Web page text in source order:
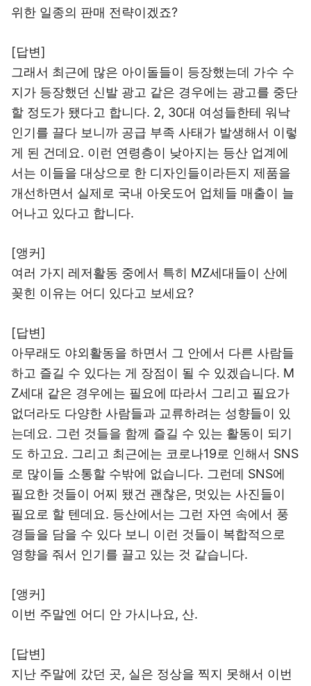
위한 일종의 판매 전략이겠죠?
[답변]
그래서 최근에 많은 아이돌들이 등장했는데 가수 수
지가 등장했던 신발 광고 같은 경우에는 광고를 중단
할 정도가 됐다고 합니다. 2, 30대 여성들한테 워낙
인기를 끌다 보니까 공급 부족 사태가 발생해서 이렇
게 된 건데요. 이런 연령층이 낮아지는 등산 업계에
서는 이들을 대상으로 한 디자인들이라든지 제품을
개선하면서 실제로 국내 아웃도어 업체들 매출이 늘
어나고 있다고 합니다.
[앵커]
여러 가지 레저활동 중에서 특히 MZ세대들이 산에
꽂힌 이유는 어디 있다고 보세요?
[답변]
아무래도 야외활동을 하면서 그 안에서 다른 사람들
하고 즐길 수 있다는 게 장점이 될 수 있겠습니다. M
Z세대 같은 경우에는 필요에 따라서 그리고 필요가
없더라도 다양한 사람들과 교류하려는 성향들이 있
는데요. 그런 것들을 함께 즐길 수 있는 활동이 되기
도 하고요. 그리고 최근에는 코로나19로 인해서 SNS
로 많이들 소통할 수밖에 없습니다. 그런데 SNS에
필요한 것들이 어찌 됐건 괜찮은, 멋있는 사진들이
필요로 할 텐데요. 등산에서는 그런 자연 속에서 풍
경들을 담을 수 있다 보니 이런 것들이 복합적으로
영향을 줘서 인기를 끌고 있는 것 같습니다.
[앵커]
이번 주말엔 어디 안 가시나요, 산.
[답변]
지난 주말에 갔던 곳, 실은 정상을 찍지 못해서 이번